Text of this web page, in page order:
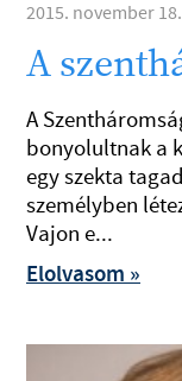
2015. november 18.
A
A
bonyolultnak a
egy szekta
személyben
Vajon e...
Elolvasom »